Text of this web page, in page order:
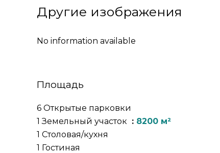
Другие изображения
No information available
Площадь
6 Открытые парковки
1 Земельный участок
8200 м²
1 Столовая/кухня
1 Гостиная